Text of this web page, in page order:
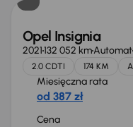
Opel Insignia
2021132 052 kmAutomat
2.0 CDTI 174 KM
Miesięczna rata
od 387 zł
Cena